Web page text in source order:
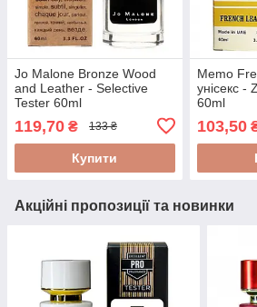
Jo Malone Bronze Wood
and Leather - Selective
Tester 60ml
119,70 ₴ 133 ₴
Купити
Memo
унісекс -
60ml
103,50
Акційні пропозиції та новинки